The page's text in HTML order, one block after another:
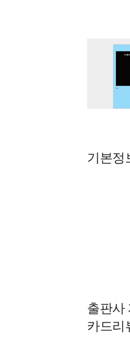
기본정
출판사
카드리